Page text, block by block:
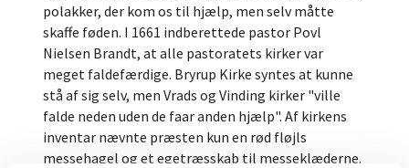
polakker, der kom os til hjælp, men selv måtte
skaffe føden. I 1661 indberettede pastor Povl
Nielsen Brandt, at alle pastoratets kirker var
meget faldefærdige. Bryrup Kirke syntes at kunne
stå af sig selv, men Vrads og Vinding kirker "ville
falde neden uden de faar anden hjælp". Af kirkens
inventar nævnte præsten kun en rød fløjls
messehagel og et egetræsskab til messeklæderne.